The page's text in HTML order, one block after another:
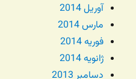
آوریل 2014
مارس 2014
فوریه 2014
ژانویه 2014
دسامبر 2013